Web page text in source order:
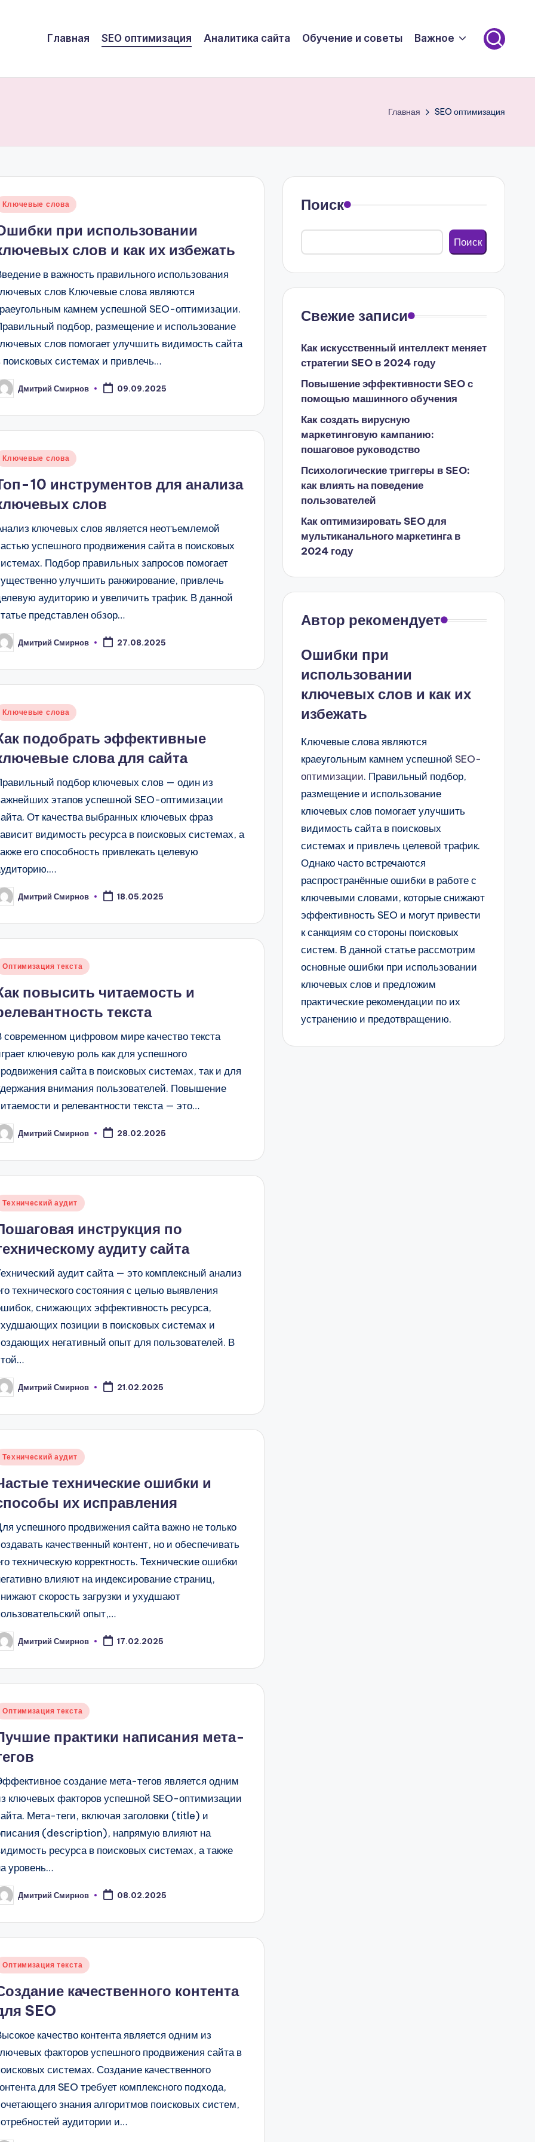
Главная SEO оптимизация Аналитика сайта Обучение и советы Важное
Главная SEO оптимизация
Ключевые слова
при использовании
слов и как их избежать
в важность правильного использования
слов Ключевые слова являются
камнем успешной SEO-оптимизации.
подбор, размещение и использование
слов помогает улучшить видимость сайта
поисковых системах и привлечь…
Дмитрий Смирнов 09.09.2025
Ключевые слова
10 инструментов для анализа
слов
ключевых слов является неотъемлемой
успешного продвижения сайта в поисковых
Подбор правильных запросов помогает
улучшить ранжирование, привлечь
аудиторию и увеличить трафик. В данной
представлен обзор…
Дмитрий Смирнов 27.08.2025
Ключевые слова
подобрать эффективные
слова для сайта
подбор ключевых слов — один из
этапов успешной SEO-оптимизации
От качества выбранных ключевых фраз
видимость ресурса в поисковых системах, а
его способность привлекать целевую
Дмитрий Смирнов 18.05.2025
Оптимизация текста
повысить читаемость и
текста
современном цифровом мире качество текста
ключевую роль как для успешного
сайта в поисковых системах, так и для
внимания пользователей. Повышение
и релевантности текста — это…
Дмитрий Смирнов 28.02.2025
Технический аудит
инструкция по
аудиту сайта
аудит сайта — это комплексный анализ
технического состояния с целью выявления
снижающих эффективность ресурса,
позиции в поисковых системах и
негативный опыт для пользователей. В
Дмитрий Смирнов 21.02.2025
Технический аудит
технические ошибки и
их исправления
успешного продвижения сайта важно не только
качественный контент, но и обеспечивать
техническую корректность. Технические ошибки
влияют на индексирование страниц,
скорость загрузки и ухудшают
опыт,…
Дмитрий Смирнов 17.02.2025
Оптимизация текста
практики написания мета-
создание мета-тегов является одним
ключевых факторов успешной SEO-оптимизации
Мета-теги, включая заголовки (title) и
(description), напрямую влияют на
ресурса в поисковых системах, а также
уровень…
Дмитрий Смирнов 08.02.2025
Оптимизация текста
качественного контента
SEO
качество контента является одним из
факторов успешного продвижения сайта в
системах. Создание качественного
для SEO требует комплексного подхода,
знания алгоритмов поисковых систем,
аудитории и…
Поиск
Поиск
Свежие записи
Как искусственный интеллект меняет
стратегии SEO в 2024 году
Повышение эффективности SEO с
помощью машинного обучения
Как создать вирусную
маркетинговую кампанию:
пошаговое руководство
Психологические триггеры в SEO:
как влиять на поведение
пользователей
Как оптимизировать SEO для
мультиканального маркетинга в
2024 году
Автор рекомендует
Ошибки при
использовании
ключевых слов и как их
избежать
Ключевые слова являются
краеугольным камнем успешной SEO-
оптимизации. Правильный подбор,
размещение и использование
ключевых слов помогает улучшить
видимость сайта в поисковых
системах и привлечь целевой трафик.
Однако часто встречаются
распространённые ошибки в работе с
ключевыми словами, которые снижают
эффективность SEO и могут привести
к санкциям со стороны поисковых
систем. В данной статье рассмотрим
основные ошибки при использовании
ключевых слов и предложим
практические рекомендации по их
устранению и предотвращению.